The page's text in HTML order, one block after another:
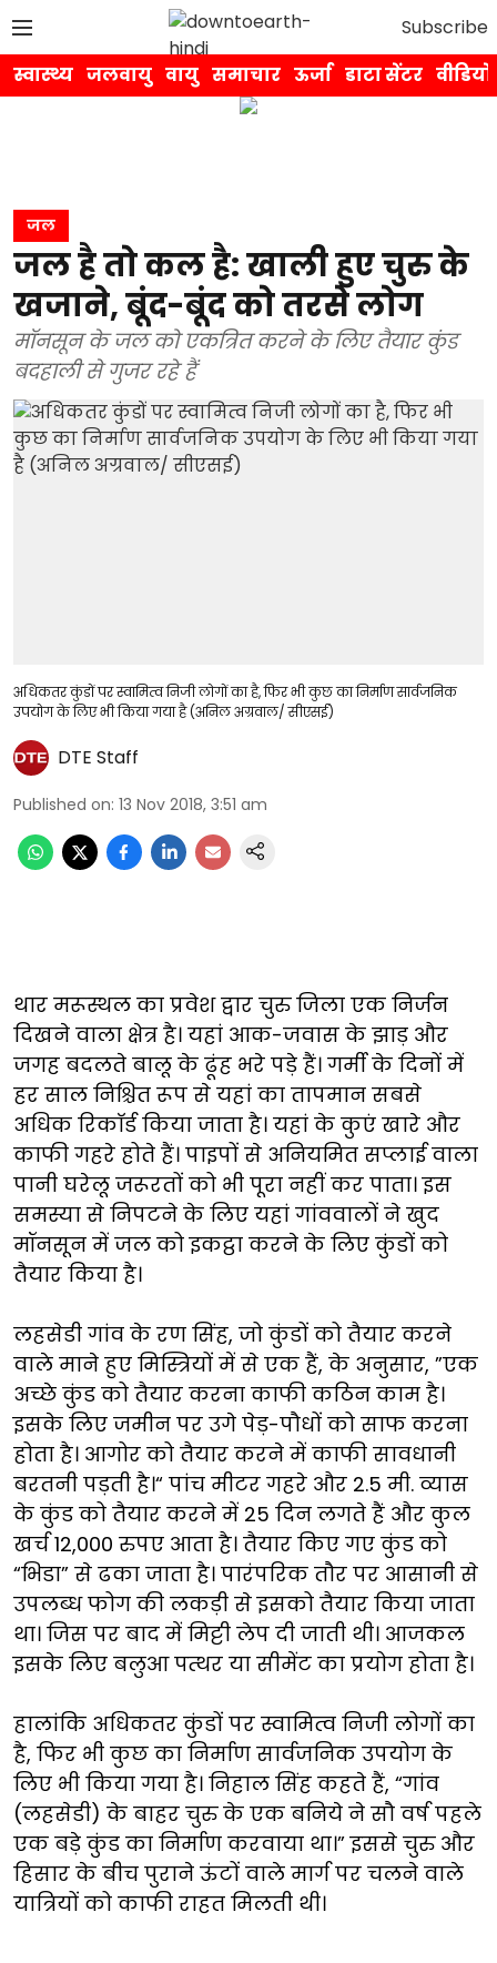
Subscribe
स्वास्थ्य जलवायु वायु समाचार ऊर्जा डाटा सेंटर वीडियो
जल
जल है तो कल है: खाली हुए चुरु के
खजाने, बूंद-बूंद को तरसे लोग
मॉनसून के जल को एकत्रित करने के लिए तैयार कुंड
बदहाली से गुजर रहे हैं
अधिकतर कुंडों पर स्वामित्व निजी लोगों का है, फिर भी कुछ का निर्माण सार्वजनिक
उपयोग के लिए भी किया गया है (अनिल अग्रवाल/ सीएसई)
DTE Staff
Published on: 13 Nov 2018, 3:51 am
थार मरूस्थल का प्रवेश द्वार चुरु जिला एक निर्जन
दिखने वाला क्षेत्र है। यहां आक-जवास के झाड़ और
जगह बदलते बालू के ढूंह भरे पड़े हैं। गर्मी के दिनों में
हर साल निश्चित रूप से यहां का तापमान सबसे
अधिक रिकाॅर्ड किया जाता है। यहां के कुएं खारे और
काफी गहरे होते हैं। पाइपों से अनियमित सप्लाई वाला
पानी घरेलू जरूरतों को भी पूरा नहीं कर पाता। इस
समस्या से निपटने के लिए यहां गांववालों ने खुद
मॉनसून में जल को इकट्ठा करने के लिए कुंडों को
तैयार किया है।
लहसेडी गांव के रण सिंह, जो कुंडों को तैयार करने
वाले माने हुए मिस्त्रियों में से एक हैं, के अनुसार, ”एक
अच्छे कुंड को तैयार करना काफी कठिन काम है।
इसके लिए जमीन पर उगे पेड़-पौधों को साफ करना
होता है। आगोर को तैयार करने में काफी सावधानी
बरतनी पड़ती है।“ पांच मीटर गहरे और 2.5 मी. व्यास
के कुंड को तैयार करने में 25 दिन लगते हैं और कुल
खर्च 12,000 रुपए आता है। तैयार किए गए कुंड को
“भिडा” से ढका जाता है। पारंपरिक तौर पर आसानी से
उपलब्ध फोग की लकड़ी से इसको तैयार किया जाता
था। जिस पर बाद में मिट्टी लेप दी जाती थी। आजकल
इसके लिए बलुआ पत्थर या सीमेंट का प्रयोग होता है।
हालांकि अधिकतर कुंडों पर स्वामित्व निजी लोगों का
है, फिर भी कुछ का निर्माण सार्वजनिक उपयोग के
लिए भी किया गया है। निहाल सिंह कहते हैं, “गांव
(लहसेडी) के बाहर चुरु के एक बनिये ने सौ वर्ष पहले
एक बड़े कुंड का निर्माण करवाया था।” इससे चुरु और
हिसार के बीच पुराने ऊंटों वाले मार्ग पर चलने वाले
यात्रियों को काफी राहत मिलती थी।